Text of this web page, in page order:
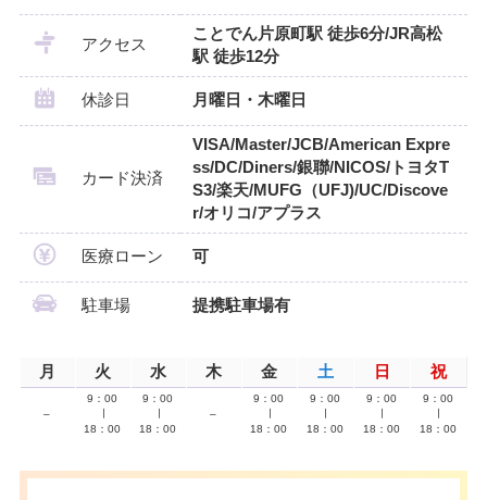
アクセス
ことでん片原町駅 徒歩6分/JR高松
駅 徒歩12分
休診日 月曜日・木曜日
カード決済
VISA/Master/JCB/American Expre
ss/DC/Diners/銀聯/NICOS/トヨタT
S3/楽天/MUFG（UFJ)/UC/Discove
r/オリコ/アプラス
医療ローン 可
駐車場 提携駐車場有
月 火 水 木 金 土 日 祝
–
9：00
18：00
9：00
18：00
–
9：00
18：00
9：00
18：00
9：00
18：00
9：00
18：00